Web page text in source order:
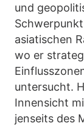
und
asiatischen
wo er
untersucht.
Innensicht
jenseits des